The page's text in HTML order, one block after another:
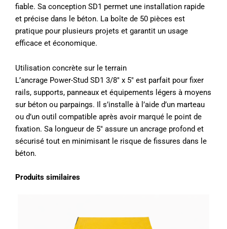
fiable. Sa conception SD1 permet une installation rapide
et précise dans le béton. La boîte de 50 pièces est
pratique pour plusieurs projets et garantit un usage
efficace et économique.
Utilisation concrète sur le terrain
L’ancrage Power-Stud SD1 3/8″ x 5″ est parfait pour fixer
rails, supports, panneaux et équipements légers à moyens
sur béton ou parpaings. Il s’installe à l’aide d’un marteau
ou d’un outil compatible après avoir marqué le point de
fixation. Sa longueur de 5″ assure un ancrage profond et
sécurisé tout en minimisant le risque de fissures dans le
béton.
Produits similaires